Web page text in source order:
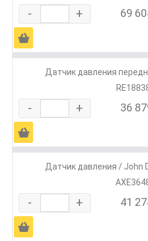
- + 69
Ä
Датчик давления
- + 36
Ä
Датчик давления / John
- + 41
Ä